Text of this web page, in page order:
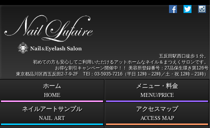
五反田駅西口徒歩１分。
初めての方も安心してご利用いただけるアットホームなネイル＆まつえくサロンです。
お得な割引キャンペーン開催中！！ 美容所登録番号：27品保生環き第126号
東京都品川区西五反田2-7-9-2F TEl：03-5935-7216（平日 12時－22時／土・祝 12時－21時）
ホーム
HOME
メニュー・料金
MENU/PRICE
ネイルアートサンプル
NAIL ART
アクセスマップ
ACCESS MAP